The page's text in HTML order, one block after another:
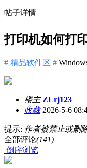
帖子详情
打印机如何打
# 精品软件区 #
楼主 ZLrj123
收藏2026-5-6
提示: 作者被禁止或删
全部评论(141)
倒序浏览